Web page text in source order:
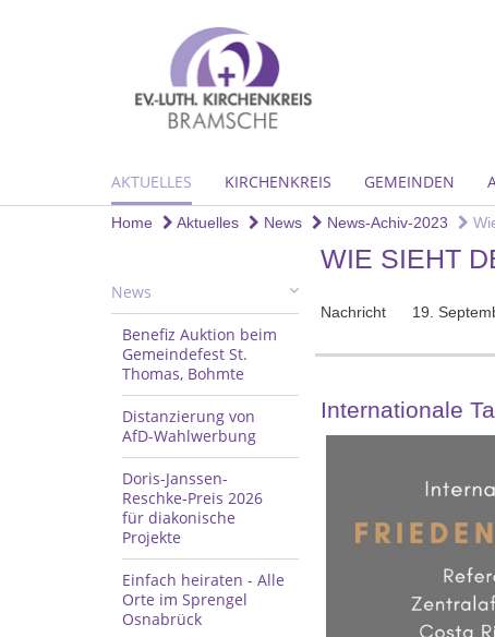
AKTUELLES KIRCHENKREIS GEMEINDEN
Home Aktuelles News News-Achiv-2023
News
Benefiz Auktion beim
Gemeindefest St.
Thomas, Bohmte
Distanzierung von
AfD-Wahlwerbung
Doris-Janssen-
Reschke-Preis 2026
für diakonische
Projekte
Einfach heiraten - Alle
Orte im Sprengel
Osnabrück
WIE SIEHT
Nachricht 19.
Internationale